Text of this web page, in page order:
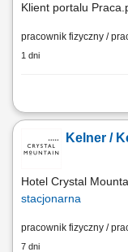
Klient portalu
pracownik fizyczny /
1 dni
Profesjonalna obsługa
Dbanie o estetykę, ład
z kuchnią oraz
Kelner /
Hotel Crystal
stacjonarna
pracownik fizyczny /
7 dni